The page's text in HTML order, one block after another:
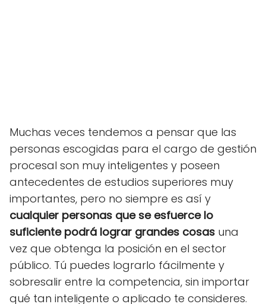
Muchas veces tendemos a pensar que las
personas escogidas para el cargo de gestión
procesal son muy inteligentes y poseen
antecedentes de estudios superiores muy
importantes, pero no siempre es así y
cualquier personas que se esfuerce lo
suficiente podrá lograr grandes cosas una
vez que obtenga la posición en el sector
público. Tú puedes lograrlo fácilmente y
sobresalir entre la competencia, sin importar
qué tan inteligente o aplicado te consideres.